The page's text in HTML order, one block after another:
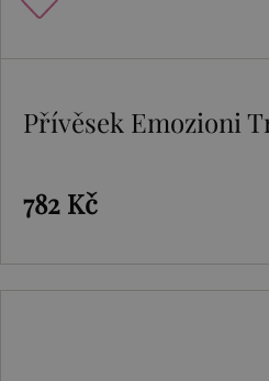
Přívěsek Emozioni
782 Kč